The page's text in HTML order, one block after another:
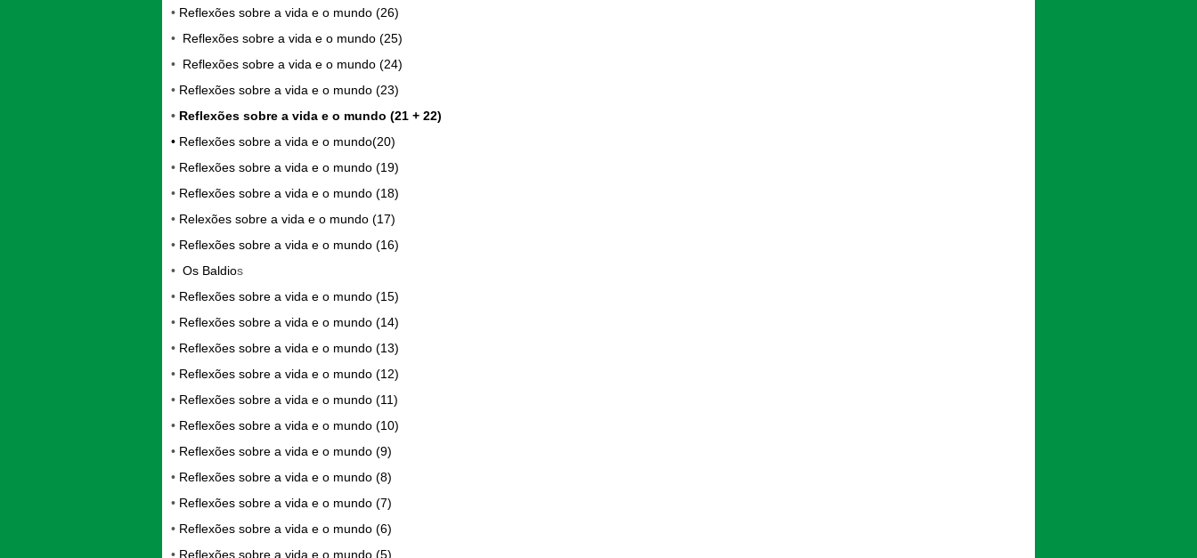
• Reflexões sobre a vida e o mundo (26)
• Reflexões sobre a vida e o mundo (25)
• Reflexões sobre a vida e o mundo (24)
• Reflexões sobre a vida e o mundo (23)
• Reflexões sobre a vida e o mundo (21 + 22)
• Reflexões sobre a vida e o mundo(20)
• Reflexões sobre a vida e o mundo (19)
• Reflexões sobre a vida e o mundo (18)
• Relexões sobre a vida e o mundo (17)
• Reflexões sobre a vida e o mundo (16)
• Os Baldios
• Reflexões sobre a vida e o mundo (15)
• Reflexões sobre a vida e o mundo (14)
• Reflexões sobre a vida e o mundo (13)
• Reflexões sobre a vida e o mundo (12)
• Reflexões sobre a vida e o mundo (11)
• Reflexões sobre a vida e o mundo (10)
• Reflexões sobre a vida e o mundo (9)
• Reflexões sobre a vida e o mundo (8)
• Reflexões sobre a vida e o mundo (7)
• Reflexões sobre a vida e o mundo (6)
• Reflexões sobre a vida e o mundo (5)